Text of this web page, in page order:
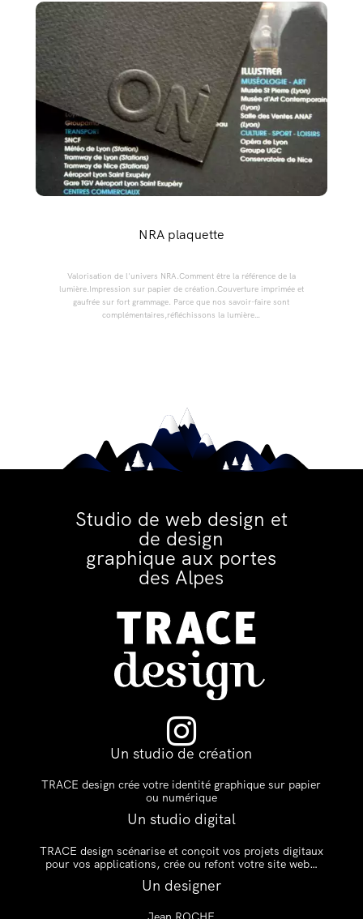
NRA plaquette
Valorisation de l'univers NRA.Comment être la référence de la
lumière.Impression sur papier de création.Couverture imprimée et
gaufrée sur fort grammage. Parce que nos savoir-faire sont
complémentaires,réfléchissons la lumière…
Studio de web design et
de design
graphique aux portes
des Alpes

Un studio de création
TRACE design crée votre identité graphique sur papier
ou numérique
Un studio digital
TRACE design scénarise et conçoit vos projets digitaux
pour vos applications, crée ou refont votre site web…
Un designer